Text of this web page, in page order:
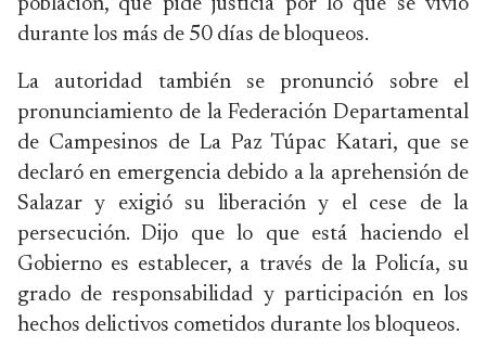
población, que pide justicia por lo que se vivió
durante los más de 50 días de bloqueos.
La autoridad también se pronunció sobre el
pronunciamiento de la Federación Departamental
de Campesinos de La Paz Túpac Katari, que se
declaró en emergencia debido a la aprehensión de
Salazar y exigió su liberación y el cese de la
persecución. Dijo que lo que está haciendo el
Gobierno es establecer, a través de la Policía, su
grado de responsabilidad y participación en los
hechos delictivos cometidos durante los bloqueos.